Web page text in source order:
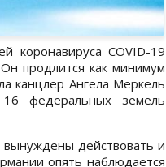
коронавируса COVID-19
продлится как минимум
канцлер Ангела Меркель
федеральных земель
действовать и
опять наблюдается